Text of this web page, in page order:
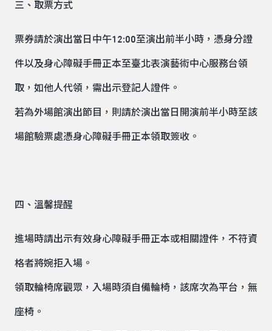
三、取票方式
票券請於演出當日中午12:00至演出前半小時，憑身分證
件以及身心障礙手冊正本至臺北表演藝術中心服務台領
取，如他人代領，需出示登記人證件。
若為外場館演出節目，則請於演出當日開演前半小時至該
場館驗票處憑身心障礙手冊正本領取簽收。
四、溫馨提醒
進場時請出示有效身心障礙手冊正本或相關證件，不符資
格者將婉拒入場。
領取輪椅席觀眾，入場時須自備輪椅，該席次為平台，無
座椅。